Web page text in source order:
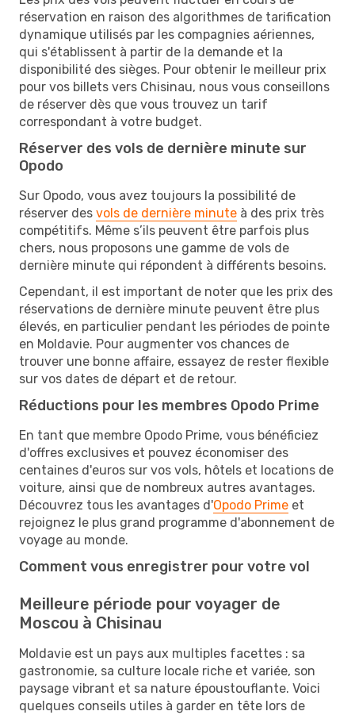
réservation en raison des algorithmes de tarification
dynamique utilisés par les compagnies aériennes,
qui s'établissent à partir de la demande et la
disponibilité des sièges. Pour obtenir le meilleur prix
pour vos billets vers Chisinau, nous vous conseillons
de réserver dès que vous trouvez un tarif
correspondant à votre budget.
Réserver des vols de dernière minute sur
Opodo
Sur Opodo, vous avez toujours la possibilité de
réserver des vols de dernière minute à des prix très
compétitifs. Même s’ils peuvent être parfois plus
chers, nous proposons une gamme de vols de
dernière minute qui répondent à différents besoins.
Cependant, il est important de noter que les prix des
réservations de dernière minute peuvent être plus
élevés, en particulier pendant les périodes de pointe
en Moldavie. Pour augmenter vos chances de
trouver une bonne affaire, essayez de rester flexible
sur vos dates de départ et de retour.
Réductions pour les membres Opodo Prime
En tant que membre Opodo Prime, vous bénéficiez
d'offres exclusives et pouvez économiser des
centaines d'euros sur vos vols, hôtels et locations de
voiture, ainsi que de nombreux autres avantages.
Découvrez tous les avantages d'Opodo Prime et
rejoignez le plus grand programme d'abonnement de
voyage au monde.
Comment vous enregistrer pour votre vol
Meilleure période pour voyager de
Moscou à Chisinau
Moldavie est un pays aux multiples facettes : sa
gastronomie, sa culture locale riche et variée, son
paysage vibrant et sa nature époustouflante. Voici
quelques conseils utiles à garder en tête lors de